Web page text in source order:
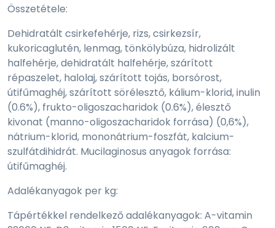
Összetétele:
Dehidratált csirkefehérje, rizs, csirkezsír,
kukoricaglutén, lenmag, tönkölybúza, hidrolizált
halfehérje, dehidratált halfehérje, szárított
répaszelet, halolaj, szárított tojás, borsórost,
útifűmaghéj, szárított sörélesztő, kálium-klorid, inulin
(0.6%), frukto-oligoszacharidok (0.6%), élesztő
kivonat (manno-oligoszacharidok forrása) (0,6%),
nátrium-klorid, mononátrium-foszfát, kalcium-
szulfátdihidrát. Mucilaginosus anyagok forrása:
útifűmaghéj.
Adalékanyagok per kg:
Tápértékkel rendelkező adalékanyagok: A-vitamin